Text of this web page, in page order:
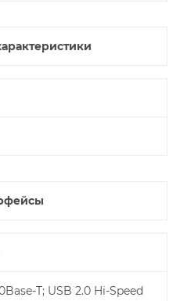
T; USB 2.0 Hi-Speed